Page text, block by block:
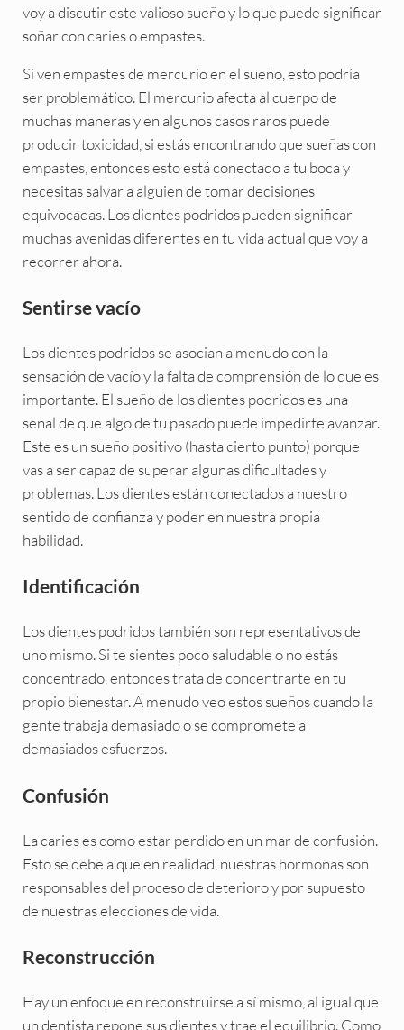
voy a discutir este valioso sueño y lo que puede significar
soñar con caries o empastes.
Si ven empastes de mercurio en el sueño, esto podría
ser problemático. El mercurio afecta al cuerpo de
muchas maneras y en algunos casos raros puede
producir toxicidad, si estás encontrando que sueñas con
empastes, entonces esto está conectado a tu boca y
necesitas salvar a alguien de tomar decisiones
equivocadas. Los dientes podridos pueden significar
muchas avenidas diferentes en tu vida actual que voy a
recorrer ahora.
Sentirse vacío
Los dientes podridos se asocian a menudo con la
sensación de vacío y la falta de comprensión de lo que es
importante. El sueño de los dientes podridos es una
señal de que algo de tu pasado puede impedirte avanzar.
Este es un sueño positivo (hasta cierto punto) porque
vas a ser capaz de superar algunas dificultades y
problemas. Los dientes están conectados a nuestro
sentido de confianza y poder en nuestra propia
habilidad.
Identificación
Los dientes podridos también son representativos de
uno mismo. Si te sientes poco saludable o no estás
concentrado, entonces trata de concentrarte en tu
propio bienestar. A menudo veo estos sueños cuando la
gente trabaja demasiado o se compromete a
demasiados esfuerzos.
Confusión
La caries es como estar perdido en un mar de confusión.
Esto se debe a que en realidad, nuestras hormonas son
responsables del proceso de deterioro y por supuesto
de nuestras elecciones de vida.
Reconstrucción
Hay un enfoque en reconstruirse a sí mismo, al igual que
un dentista repone sus dientes y trae el equilibrio. Como